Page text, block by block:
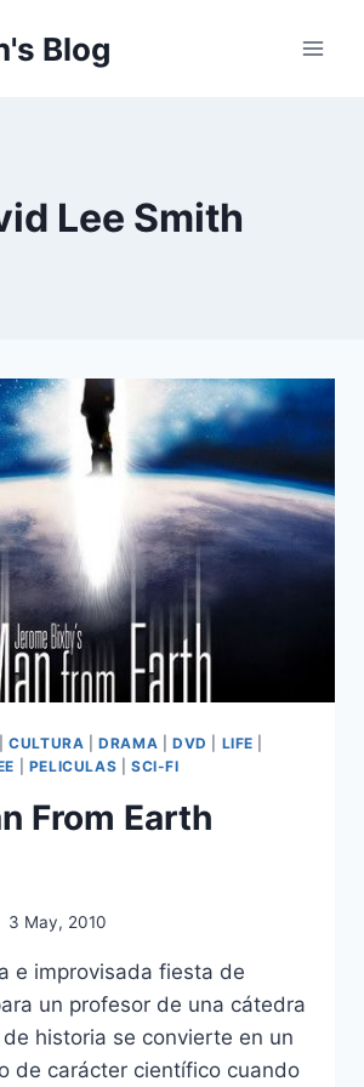
Blog
Lee Smith
|CULTURA |DRAMA DVD LIFE
PELICULAS SCI-FI
From Earth
3 May, 2010
e improvisada fiesta de
un profesor de una cátedra
historia se convierte en un
de carácter científico cuando